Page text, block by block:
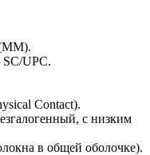
UPC.
Contact).
с низким
в общей оболочке).